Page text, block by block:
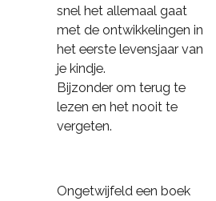
snel het allemaal gaat
met de ontwikkelingen in
het eerste levensjaar van
je kindje.
Bijzonder om terug te
lezen en het nooit te
vergeten.
Ongetwijfeld een boek